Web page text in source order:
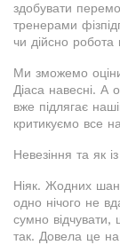
здобувати
тренерами
чи дійсно
Ми зможемо
Діаса навесні. А
вже підлягає
критикуємо все
Невезіння та як
Ніяк. Жодних
одно нічого не
сумно
так. Довела це